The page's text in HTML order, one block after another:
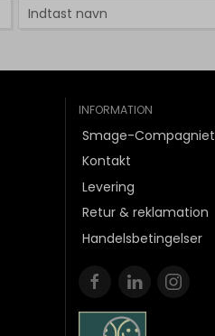
INFORMATION
Smage-Compagniet
Kontakt
Levering
Retur & reklamation
Handelsbetingelser